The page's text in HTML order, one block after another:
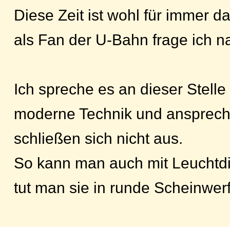
Diese Zeit ist wohl für immer
als Fan der U-Bahn frage ich
Ich spreche es an dieser
moderne Technik und
schließen sich nicht aus.
So kann man auch mit
tut man sie in runde